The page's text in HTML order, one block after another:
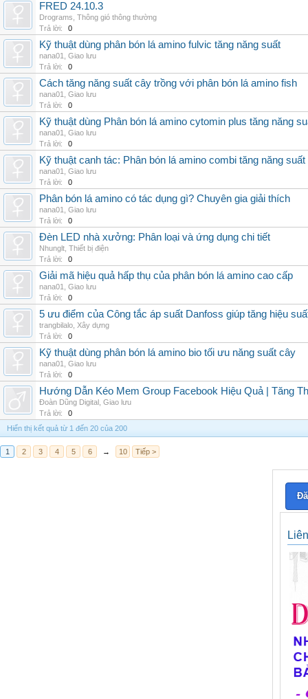
FRED 24.10.3
Drograms Thông gió thông thường
Trả lời:
0
Kỹ thuật dùng phân bón lá amino fulvic tăng năng suất
nana01
Giao lưu
Trả lời:
0
Cách tăng năng suất cây trồng với phân bón lá amino fish
nana01
Giao lưu
Trả lời:
0
Kỹ thuật dùng Phân bón lá amino cytomin plus tăng năng
nana01
Giao lưu
Trả lời:
0
Kỹ thuật canh tác: Phân bón lá amino combi tăng năng suất
nana01
Giao lưu
Trả lời:
0
Phân bón lá amino có tác dụng gì? Chuyên gia giải thích
nana01
Giao lưu
Trả lời:
0
Đèn LED nhà xưởng: Phân loại và ứng dụng chi tiết
Nhunglt Thiết bị điện
Trả lời:
0
Giải mã hiệu quả hấp thụ của phân bón lá amino cao cấp
nana01
Giao lưu
Trả lời:
0
5 ưu điểm của Công tắc áp suất Danfoss giúp tăng hiệu
trangbilalo Xây dựng
Trả lời:
0
Kỹ thuật dùng phân bón lá amino bio tối ưu năng suất cây
nana01
Giao lưu
Trả lời:
0
Hướng Dẫn Kéo Mem Group Facebook Hiệu Quả | Tăng
Đoàn Dũng Digital Giao lưu
Trả lời:
0
Hiển thị kết quả từ 1 đến 20 của 200
1 2 3 4 5 6 → 10 Tiếp >